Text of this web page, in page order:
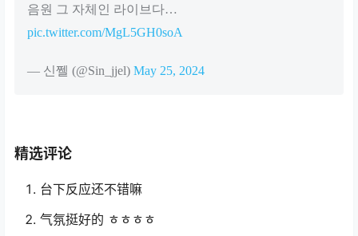
음원 그 자체인 라이브다…
pic.twitter.com/MgL5GH0soA
— 신쩰 (@Sin_jjel) May 25, 2024
精选评论
台下反应还不错嘛
气氛挺好的 ㅎㅎㅎㅎ